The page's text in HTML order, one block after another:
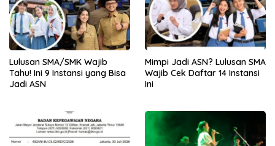
Lulusan SMA/SMK Wajib
Tahu! Ini 9 Instansi yang Bisa
Jadi ASN
Mimpi Jadi ASN? Lulusan SMA
Wajib Cek Daftar 14 Instansi
Ini